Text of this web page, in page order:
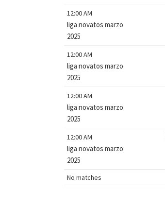
12:00 AM
liga novatos marzo
2025
12:00 AM
liga novatos marzo
2025
12:00 AM
liga novatos marzo
2025
12:00 AM
liga novatos marzo
2025
No matches